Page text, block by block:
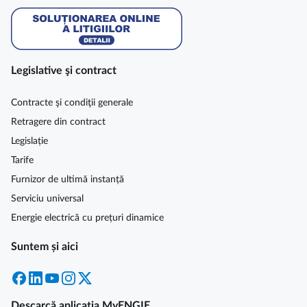
Legislative şi contract
Contracte şi condiţii generale
Retragere din contract
Legislație
Tarife
Furnizor de ultimă instanță
Serviciu universal
Energie electrică cu prețuri dinamice
Suntem și aici
Facebook
LinkedInYouTubeInstagram